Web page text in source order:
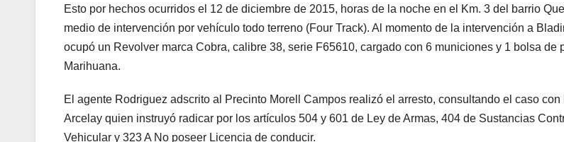
Esto por hechos ocurridos el 12 de diciembre de 2015, horas de la noche en el Km. 3 del barrio
medio de intervención por vehículo todo terreno (Four Track). Al momento de la intervención a
ocupó un Revolver marca Cobra, calibre 38, serie F65610, cargado con 6 municiones y 1 bolsa de
Marihuana.
El agente Rodriguez adscrito al Precinto Morell Campos realizó el arresto, consultando el caso
Arcelay quien instruyó radicar por los artículos 504 y 601 de Ley de Armas, 404 de Sustancias
Vehicular y 323 A No poseer Licencia de conducir.